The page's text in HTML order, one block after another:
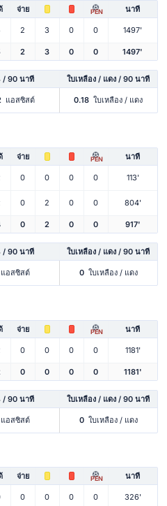
จ่าย PEN นาที
2 3 0 0 1497'
2 3 0 0 1497'
/ 90 นาที ใบเหลือง / แดง / 90 นาที
แอสซิสต์ 0.18 ใบเหลือง / แดง
จ่าย PEN นาที
0 0 0 0 113'
0 2 0 0 804'
0 2 0 0 917'
/ 90 นาที ใบเหลือง / แดง / 90 นาที
แอสซิสต์ 0 ใบเหลือง / แดง
จ่าย PEN นาที
0 0 0 0 1181'
0 0 0 0 1181'
/ 90 นาที ใบเหลือง / แดง / 90 นาที
แอสซิสต์ 0 ใบเหลือง / แดง
จ่าย PEN นาที
0 0 0 0 326'